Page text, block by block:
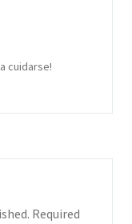
cuidarse!
Required